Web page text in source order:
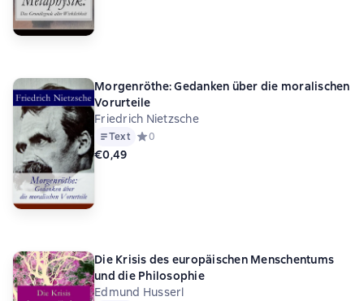
Morgenröthe: Gedanken über die moralischen
Vorurteile
Friedrich Nietzsche
Text Средний рейтинг 0 на основе 0 оценок
0
€0,49
Die Krisis des europäischen Menschentums
und die Philosophie
Edmund Husserl